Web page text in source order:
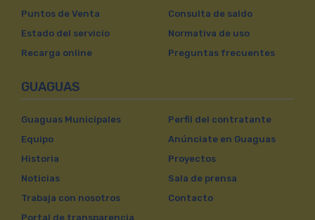
Puntos de Venta
Estado del servicio
Recarga online
Consulta de saldo
Normativa de uso
Preguntas frecuentes
GUAGUAS
Guaguas Municipales
Equipo
Historia
Noticias
Trabaja con nosotros
Portal de transparencia
Perfil del contratante
Anúnciate en Guaguas
Proyectos
Sala de prensa
Contacto